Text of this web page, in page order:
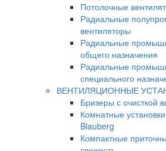
Потолочные
Радиальные
вентиляторы
Радиальные
общего назначения
Радиальные
специального
ВЕНТИЛЯЦИОННЫЕ
Бризеры с очисткой
Комнатные
Blauberg
Компактные